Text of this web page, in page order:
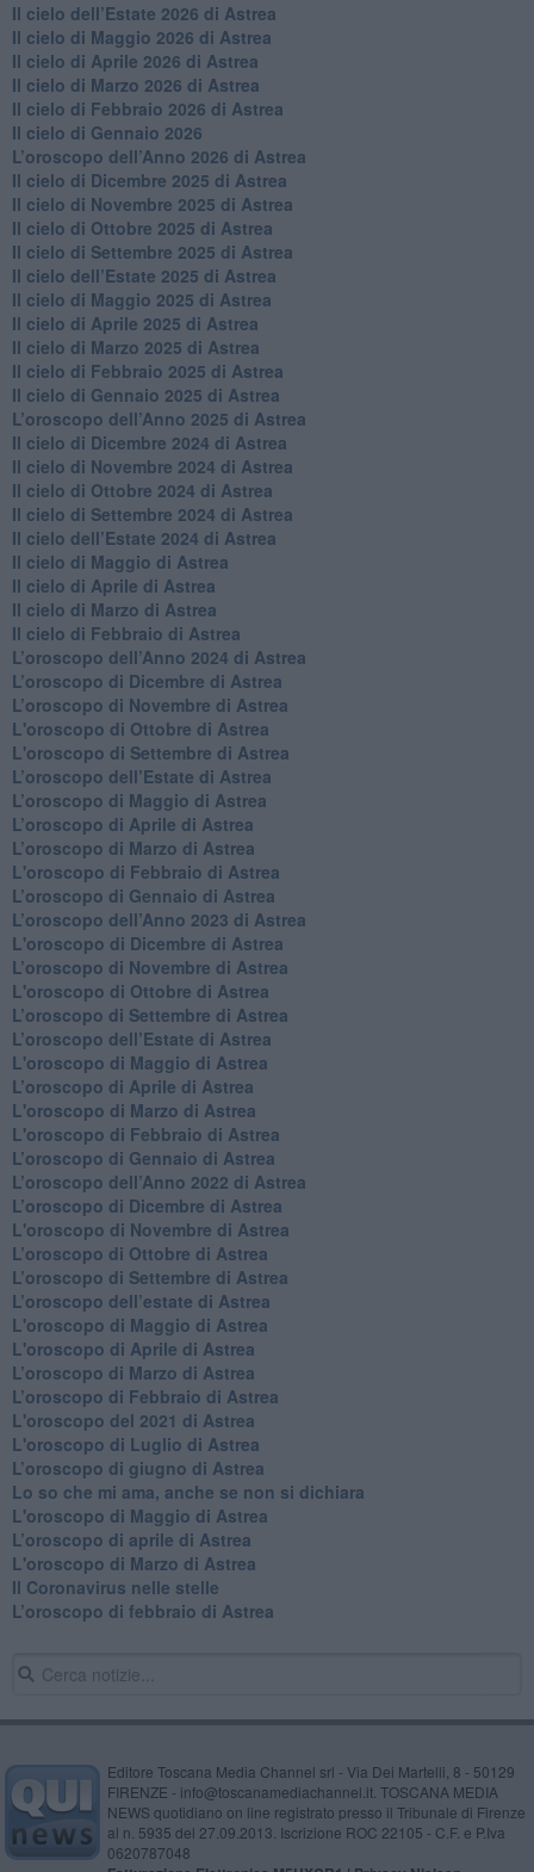
​Il cielo dell’Estate 2026 di Astrea
​Il cielo di Maggio 2026 di Astrea
​Il cielo di Aprile 2026 di Astrea
​Il cielo di Marzo 2026 di Astrea
​Il cielo di Febbraio 2026 di Astrea
Il cielo di Gennaio 2026
​L’oroscopo dell’Anno 2026 di Astrea
​Il cielo di Dicembre 2025 di Astrea
​Il cielo di Novembre 2025 di Astrea
​Il cielo di Ottobre 2025 di Astrea
Il cielo di Settembre 2025 di Astrea
Il cielo dell’Estate 2025 di Astrea
​Il cielo di Maggio 2025 di Astrea
​Il cielo di Aprile 2025 di Astrea
Il cielo di Marzo 2025 di Astrea
​Il cielo di Febbraio 2025 di Astrea
Il cielo di Gennaio 2025 di Astrea
​L’oroscopo dell’Anno 2025 di Astrea
​Il cielo di Dicembre 2024 di Astrea
Il cielo di Novembre 2024 di Astrea
​Il cielo di Ottobre 2024 di Astrea
​Il cielo di Settembre 2024 di Astrea
Il cielo dell’Estate 2024 di Astrea
Il cielo di Maggio di Astrea
Il cielo di Aprile di Astrea
​Il cielo di Marzo di Astrea
​Il cielo di Febbraio di Astrea
​L’oroscopo dell’Anno 2024 di Astrea
​L’oroscopo di Dicembre di Astrea
​L’oroscopo di Novembre di Astrea
L'oroscopo di Ottobre di Astrea
L'oroscopo di Settembre di Astrea
L’oroscopo dell’Estate di Astrea
​L’oroscopo di Maggio di Astrea
​L’oroscopo di Aprile di Astrea
L’oroscopo di Marzo di Astrea
L'oroscopo di Febbraio di Astrea
​L’oroscopo di Gennaio di Astrea
​L’oroscopo dell’Anno 2023 di Astrea
L'oroscopo di Dicembre di Astrea
L’oroscopo di Novembre di Astrea
L'oroscopo di Ottobre di Astrea
​L’oroscopo di Settembre di Astrea
​L’oroscopo dell’Estate di Astrea
L'oroscopo di Maggio di Astrea
​L’oroscopo di Aprile di Astrea
L'oroscopo di Marzo di Astrea
L'oroscopo di Febbraio di Astrea
​L’oroscopo di Gennaio di Astrea
​L’oroscopo dell’Anno 2022 di Astrea
​L’oroscopo di Dicembre di Astrea
L'oroscopo di Novembre di Astrea
​L’oroscopo di Ottobre di Astrea
​L’oroscopo di Settembre di Astrea
L’oroscopo dell’estate di Astrea
L'oroscopo di Maggio di Astrea
L'oroscopo di Aprile di Astrea
​L’oroscopo di Marzo di Astrea
​L’oroscopo di Febbraio di Astrea
L'oroscopo del 2021 di Astrea
L'oroscopo di Luglio di Astrea
​L’oroscopo di giugno di Astrea
​Lo so che mi ama, anche se non si dichiara
L'oroscopo di Maggio di Astrea
​L’oroscopo di aprile di Astrea
L'oroscopo di Marzo di Astrea
Il Coronavirus nelle stelle
​L’oroscopo di febbraio di Astrea
Editore Toscana Media Channel srl - Via Dei Martelli, 8 - 50129
FIRENZE - info@toscanamediachannel.it. TOSCANA MEDIA
NEWS quotidiano on line registrato presso il Tribunale di Firenze
al n. 5935 del 27.09.2013. Iscrizione ROC 22105 - C.F. e P.Iva
0620787048